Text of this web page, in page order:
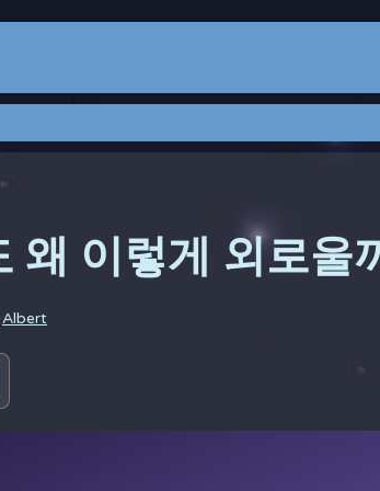
왜 이렇게 외로울
Albert